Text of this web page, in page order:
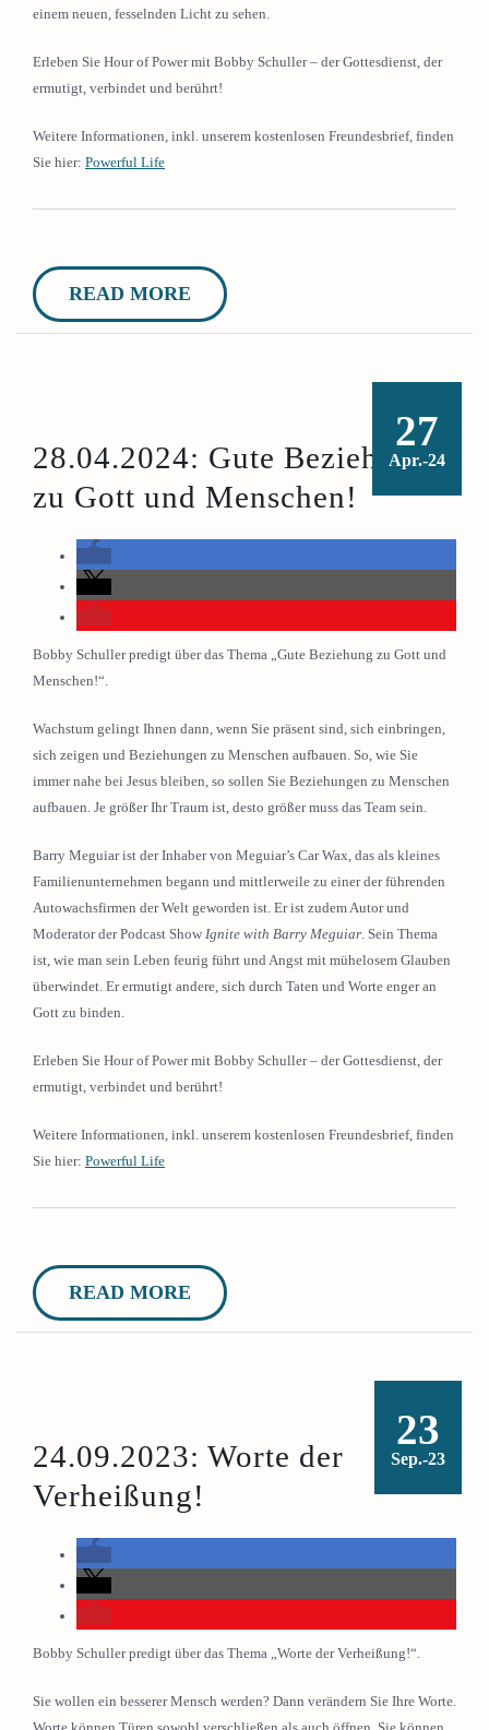
einem neuen, fesselnden Licht zu sehen.
Erleben Sie Hour of Power mit Bobby Schuller – der Gottesdienst, der
ermutigt, verbindet und berührt!
Weitere Informationen, inkl. unserem kostenlosen Freundesbrief, finden
Sie hier: Powerful Life
READ MORE
27
Apr.-24
28.04.2024: Gute Beziehung
zu Gott und Menschen!
Bobby Schuller predigt über das Thema „Gute Beziehung zu Gott und
Menschen!“.
Wachstum gelingt Ihnen dann, wenn Sie präsent sind, sich einbringen,
sich zeigen und Beziehungen zu Menschen aufbauen. So, wie Sie
immer nahe bei Jesus bleiben, so sollen Sie Beziehungen zu Menschen
aufbauen. Je größer Ihr Traum ist, desto größer muss das Team sein.
Barry Meguiar ist der Inhaber von Meguiar’s Car Wax, das als kleines
Familienunternehmen begann und mittlerweile zu einer der führenden
Autowachsfirmen der Welt geworden ist. Er ist zudem Autor und
Moderator der Podcast Show Ignite with Barry Meguiar. Sein Thema
ist, wie man sein Leben feurig führt und Angst mit mühelosem Glauben
überwindet. Er ermutigt andere, sich durch Taten und Worte enger an
Gott zu binden.
Erleben Sie Hour of Power mit Bobby Schuller – der Gottesdienst, der
ermutigt, verbindet und berührt!
Weitere Informationen, inkl. unserem kostenlosen Freundesbrief, finden
Sie hier: Powerful Life
READ MORE
23
Sep.-23
24.09.2023: Worte der
Verheißung!
Bobby Schuller predigt über das Thema „Worte der Verheißung!“.
Sie wollen ein besserer Mensch werden? Dann verändern Sie Ihre Worte.